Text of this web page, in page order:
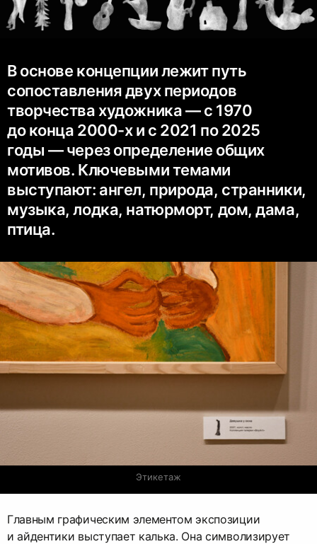
В основе концепции лежит путь
сопоставления двух периодов
творчества художника — с 1970
до конца 2000-х и с 2021 по 2025
годы — через определение общих
мотивов. Ключевыми темами
выступают: ангел, природа, странники,
музыка, лодка, натюрморт, дом, дама,
птица.
Этикетаж
Главным графическим элементом экспозиции
и айдентики выступает калька. Она символизирует